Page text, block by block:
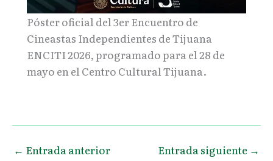
Póster oficial del 3er Encuentro de
Cineastas Independientes de Tijuana
ENCITI 2026, programado para el 28 de
mayo en el Centro Cultural Tijuana.
← Entrada anterior Entrada siguiente →